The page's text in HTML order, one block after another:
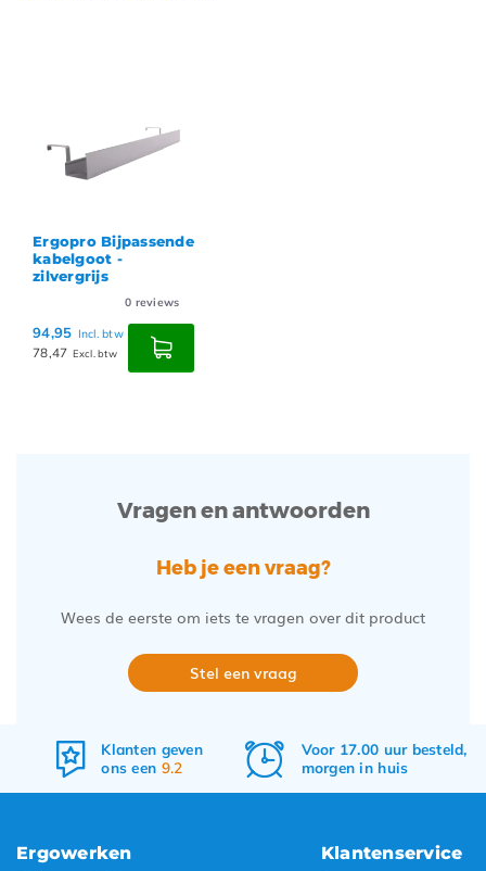
Ergopro Bijpassende
kabelgoot -
zilvergrijs
0 reviews
94,95 Incl. btw
78,47 Excl. btw
Vragen en antwoorden
Heb je een vraag?
Wees de eerste om iets te vragen over dit product
Stel een vraag
Voor 17.00 uur besteld,
morgen in huis
Gratis verzenden
&retourneren
Ergowerken Klantenservice